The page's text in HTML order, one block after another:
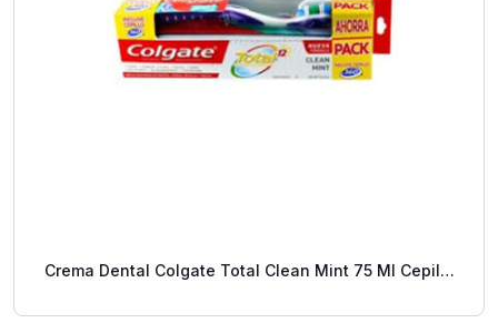
Crema Dental Colgate Total Clean Mint 75 Ml Cepillo